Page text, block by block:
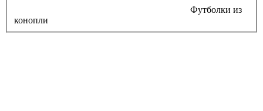
Футболки из
конопли